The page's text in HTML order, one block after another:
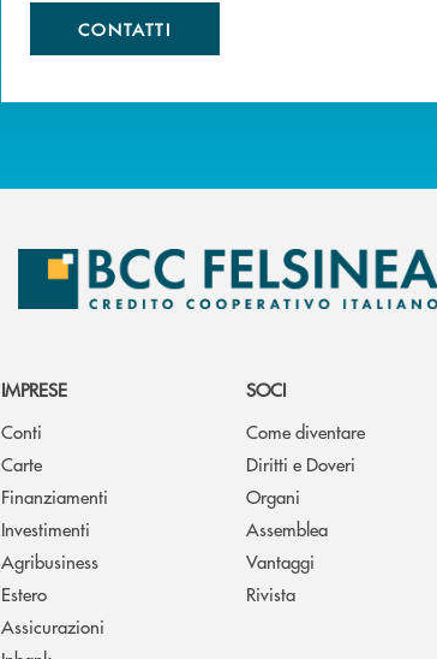
CONTATTI
IMPRESE
Conti
Carte
Finanziamenti
Investimenti
Agribusiness
Estero
Assicurazioni
SOCI
Come diventare
Diritti e Doveri
Organi
Assemblea
Vantaggi
Rivista